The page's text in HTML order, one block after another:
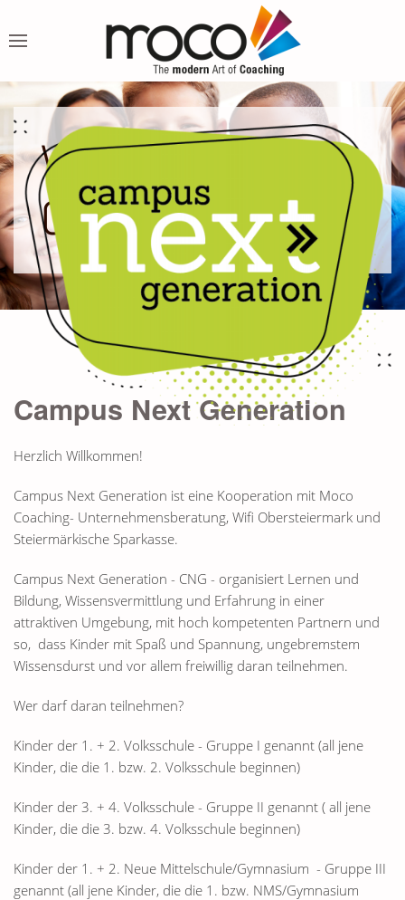
Workshops jetzt
Online
Campus Next Generation
Herzlich Willkommen!
Campus Next Generation ist eine Kooperation mit Moco
Coaching- Unternehmensberatung, Wifi Obersteiermark und
Steiermärkische Sparkasse.
Campus Next Generation - CNG - organisiert Lernen und
Bildung, Wissensvermittlung und Erfahrung in einer
attraktiven Umgebung, mit hoch kompetenten Partnern und
so, dass Kinder mit Spaß und Spannung, ungebremstem
Wissensdurst und vor allem freiwillig daran teilnehmen.
Wer darf daran teilnehmen?
Kinder der 1. + 2. Volksschule - Gruppe I genannt (all jene
Kinder, die die 1. bzw. 2. Volksschule beginnen)
Kinder der 3. + 4. Volksschule - Gruppe II genannt ( all jene
Kinder, die die 3. bzw. 4. Volksschule beginnen)
Kinder der 1. + 2. Neue Mittelschule/Gymnasium - Gruppe III
genannt (all jene Kinder, die die 1. bzw. NMS/Gymnasium